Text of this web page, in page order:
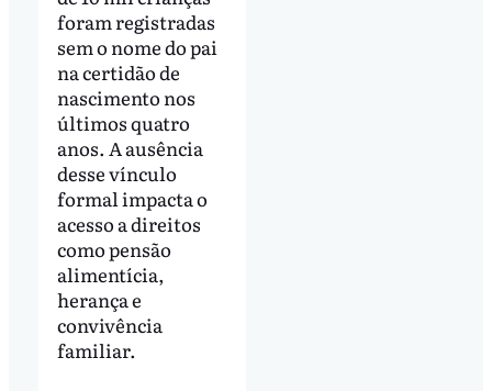
foram registradas
sem o nome do pai
na certidão de
nascimento nos
últimos quatro
anos. A ausência
desse vínculo
formal impacta o
acesso a direitos
como pensão
alimentícia,
herança e
convivência
familiar.